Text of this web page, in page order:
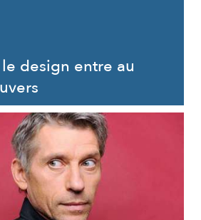
design entre au